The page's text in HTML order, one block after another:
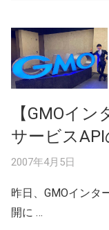
【GMOイ
サービス
2007年4月5日
昨日、GMOインタ
開に …